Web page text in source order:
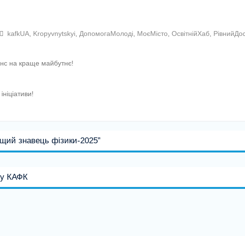
kafkUA Kropyvnytskyi ДопомогаМолоді МоєМісто ОсвітнійХаб
на краще майбутнє!
знавець фізики-2025”
у КАФК